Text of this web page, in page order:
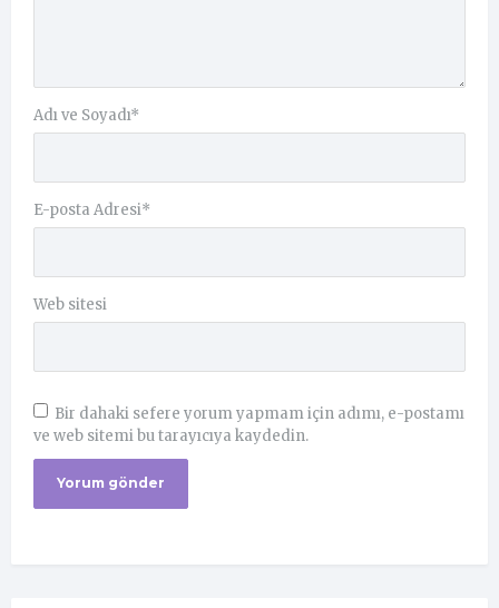
Adı ve Soyadı*
E-posta Adresi*
Web sitesi
Bir dahaki sefere yorum yapmam için adımı, e-postamı
ve web sitemi bu tarayıcıya kaydedin.